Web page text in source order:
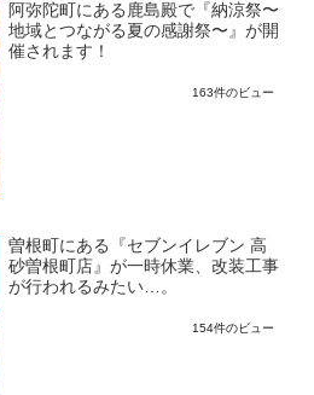
阿弥陀町にある鹿島殿で『納涼祭〜
地域とつながる夏の感謝祭〜』が開
催されます！
163件のビュー
曽根町にある『セブンイレブン 高
砂曽根町店』が一時休業、改装工事
が行われるみたい…。
154件のビュー